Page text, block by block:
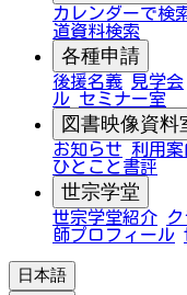
カレンダーで検
道資料検索
各種申請
後援名義 見学会
ル セミナー室
図書映像資料
お知らせ 利用案
ひとこと書評
世宗学堂
世宗学堂紹介
師プロフィール
日本語